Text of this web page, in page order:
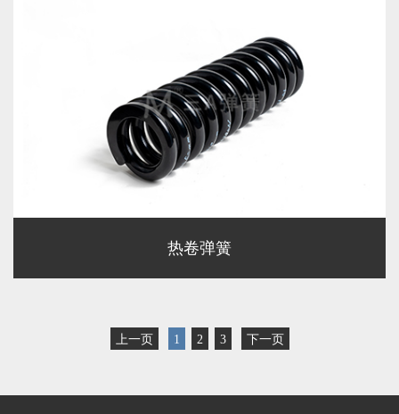
热卷弹簧
上一页 1 2 3 下一页